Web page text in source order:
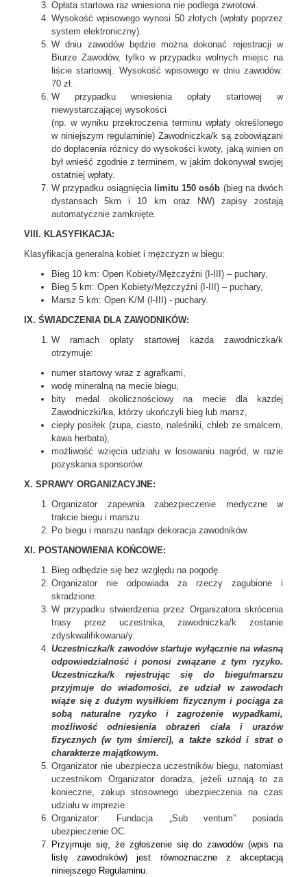
Opłata startowa raz wniesiona nie podlega zwrotowi.
Wysokość wpisowego wynosi 50 złotych (wpłaty poprzez
system elektroniczny).
W dniu zawodów będzie można dokonać rejestracji w
Biurze Zawodów, tylko w przypadku wolnych miejsc na
liście startowej. Wysokość wpisowego w dniu zawodów:
70 zł.
W przypadku wniesienia opłaty startowej w
niewystarczającej wysokości
(np. w wyniku przekroczenia terminu wpłaty określonego
w niniejszym regulaminie) Zawodniczka/k są zobowiązani
do dopłacenia różnicy do wysokości kwoty, jaką winien on
był wnieść zgodnie z terminem, w jakim dokonywał swojej
ostatniej wpłaty.
W przypadku osiągnięcia limitu 150 osób (bieg na dwóch
dystansach 5km i 10 km oraz NW) zapisy zostają
automatycznie zamknięte.
VIII. KLASYFIKACJA:
Klasyfikacja generalna kobiet i mężczyzn w biegu:
Bieg 10 km: Open Kobiety/Mężczyźni (I-III) – puchary,
Bieg 5 km: Open Kobiety/Mężczyźni (I-III) – puchary,
Marsz 5 km: Open K/M (I-III) - puchary.
IX. ŚWIADCZENIA DLA ZAWODNIKÓW:
W ramach opłaty startowej każda zawodniczka/k
otrzymuje:
numer startowy wraz z agrafkami,
wodę mineralną na mecie biegu,
bity medal okolicznościowy na mecie dla każdej
Zawodniczki/ka, którzy ukończyli bieg lub marsz,
ciepły posiłek (zupa, ciasto, naleśniki, chleb ze smalcem,
kawa herbata),
możliwość wzięcia udziału w losowaniu nagród, w razie
pozyskania sponsorów.
X. SPRAWY ORGANIZACYJNE:
Organizator zapewnia zabezpieczenie medyczne w
trakcie biegu i marszu.
Po biegu i marszu nastąpi dekoracja zawodników.
XI. POSTANOWIENIA KOŃCOWE:
Bieg odbędzie się bez względu na pogodę.
Organizator nie odpowiada za rzeczy zagubione i
skradzione.
W przypadku stwierdzenia przez Organizatora skrócenia
trasy przez uczestnika, zawodniczka/k zostanie
zdyskwalifikowana/y.
Uczestniczka/k zawodów startuje wyłącznie na własną
odpowiedzialność i ponosi związane z tym ryzyko.
Uczestniczka/k rejestrując się do biegu/marszu
przyjmuje do wiadomości, że udział w zawodach
wiąże się z dużym wysiłkiem fizycznym i pociąga za
sobą naturalne ryzyko i zagrożenie wypadkami,
możliwość odniesienia obrażeń ciała i urazów
fizycznych (w tym śmierci), a także szkód i strat o
charakterze majątkowym.
Organizator nie ubezpiecza uczestników biegu, natomiast
uczestnikom Organizator doradza, jeżeli uznają to za
konieczne, zakup stosownego ubezpieczenia na czas
udziału w imprezie.
Organizator: Fundacja „Sub ventum” posiada
ubezpieczenie OC.
Przyjmuje się, że zgłoszenie się do zawodów (wpis na
listę zawodników) jest
równoznaczne z akceptacją
niniejszego Regulaminu.